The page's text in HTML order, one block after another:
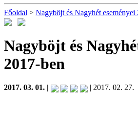
Főoldal > Nagyböjt és Nagyhét eseményei
Nagyböjt és
2017-ben
2017. 03. 01. | | 2017. 02. 27.